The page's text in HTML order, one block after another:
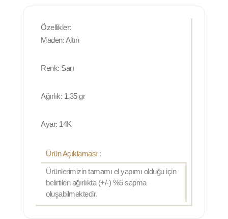
Özellikler:
Maden: Altın
Renk: Sarı
Ağırlık: 1.35 gr
Ayar: 14K
Ürün Açıklaması :
Ürünlerimizin tamamı el yapımı olduğu için
belirtilen ağırlıkta (+/-) %5 sapma
oluşabilmektedir.